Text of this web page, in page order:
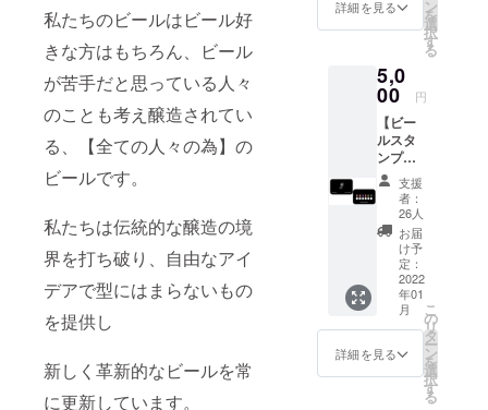
私たちのビールはビール好
きな方はもちろん、ビール
が苦手だと思っている人々
のことも考え醸造されてい
る、【全ての人々の為】の
ビールです。
私たちは伝統的な醸造の境
界を打ち破り、自由なアイ
デアで型にはまらないもの
を提供し
新しく革新的なビールを常
に更新しています。
そして2021
年に日本で
上陸と、
2022年東
京・赤坂で
のタップ
ルーム出店
を目標にし
ています。
タップルー
ムのオープ
ンはCarbon
Brewsでは初
の試みとな
り、クラフ
メージ
した
アート
でポッ
プに表
現したT
シャツ
です。
United
Athle の
9.1ozを
使用し
てお
り、生
地もか
なり厚
みがあ
りしっ
かりし
詳細を見る ン
を
選
択
す
る
5,0
00 円
【ビー
ルスタ
ンプ
カード6
杯分】
Carbon
Brews
東京
タップ
ルーム
にてご
利用い
ただけ
る6杯無
料の
ビール
支援
者：
26人
お届
け予
定：
2022
年01
月
詳細を見る
こ
の
リ
タ
ー
ン
を
選
択
す
る